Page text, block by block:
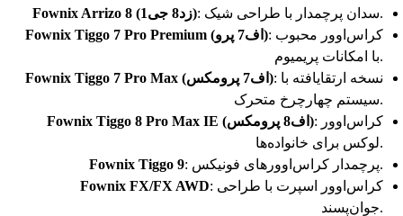
Fownix Arrizo 8 (زد8 جی1)
: سدان پرچمدار با طراحی شیک.
Fownix Tiggo 7 Pro Premium (اف7 پرو): کراس‌اوور محبوب
با امکانات پریمیوم.
Fownix Tiggo 7 Pro Max (اف7 پرومکس): نسخه ارتقایافته با
سیستم چهارچرخ متحرک.
Fownix Tiggo 8 Pro Max IE (اف8 پرومکس): کراس‌اوور
لوکس برای خانواده‌ها.
Fownix Tiggo 9
: پرچمدار کراس‌اوورهای فونیکس.
Fownix FX/FX AWD: کراس‌اوور اسپرت با طراحی
جوان‌پسند.